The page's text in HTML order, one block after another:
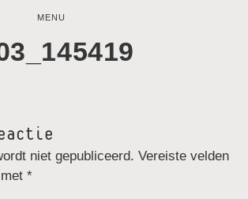
MENU
niet gepubliceerd. Vereiste velden
*